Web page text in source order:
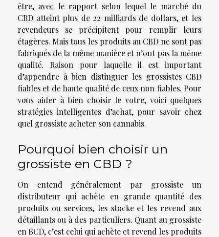
être, avec le rapport selon lequel le marché du
CBD atteint plus de 22 milliards de dollars, et les
revendeurs se précipitent pour remplir leurs
étagères. Mais tous les produits au CBD ne sont pas
fabriqués de la même manière et n’ont pas la même
qualité. Raison pour laquelle il est important
d’appendre à bien distinguer les grossistes CBD
fiables et de haute qualité de ceux non fiables. Pour
vous aider à bien choisir le votre, voici quelques
stratégies intelligentes d’achat, pour savoir chez
quel grossiste acheter son cannabis.
Pourquoi bien choisir un
grossiste en CBD ?
On entend généralement par grossiste un
distributeur qui achète en grande quantité des
produits ou services, les stocke et les revend aux
détaillants ou à des particuliers. Quant au grossiste
en BCD, c’est celui qui achète et revend les produits